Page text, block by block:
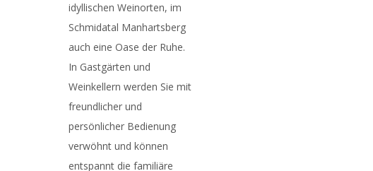
idyllischen Weinorten, im
Schmidatal Manhartsberg
auch eine Oase der Ruhe.
In Gastgärten und
Weinkellern werden Sie mit
freundlicher und
persönlicher Bedienung
verwöhnt und können
entspannt die familiäre